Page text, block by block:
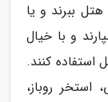
ببرند و یا
و با خیال
کنند.
استخر روباز،